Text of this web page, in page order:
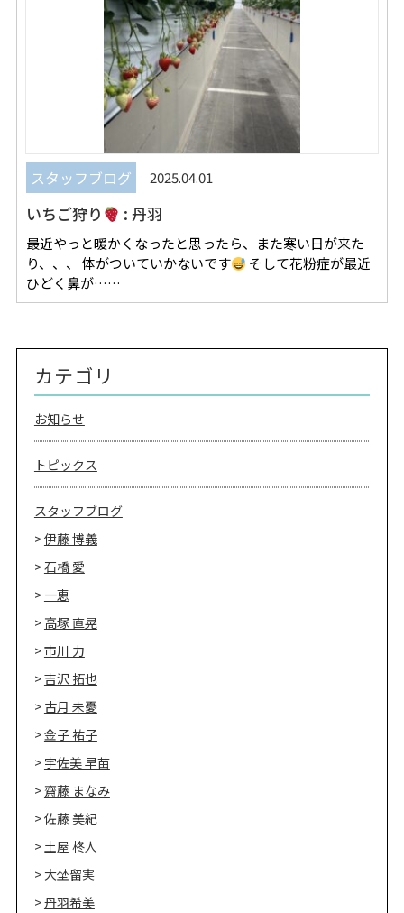
スタッフブログ 2025.04.01
いちご狩り : 丹羽
最近やっと暖かくなったと思ったら、また寒い日が来た
り、、、 体がついていかないです
そして花粉症が最近
ひどく鼻が……
カテゴリ
お知らせ
トピックス
スタッフブログ
伊藤 博義
石橋 愛
一恵
高塚 直晃
市川 力
吉沢 拓也
古月 未憂
金子 祐子
宇佐美 早苗
齋藤 まなみ
佐藤 美紀
土屋 柊人
大埜留実
丹羽希美